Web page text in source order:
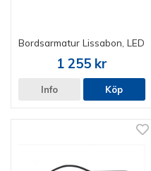
Bordsarmatur Lissabon, LED
1 255 kr
Info Köp